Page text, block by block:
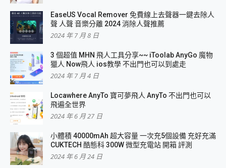
EaseUS Vocal Remover 免費線上去聲器一鍵去除人
聲 人聲 音樂分離 2024 消除人聲推薦
2024 年 7 月 8 日
3 個超值 MHN 飛人工具分享~~ iToolab AnyGo 魔物
獵人 Now飛人 ios教學 不出門也可以到處走
2024 年 7 月 4 日
Locawhere AnyTo 寶可夢飛人 AnyTo 不出門也可以
飛遍全世界
2024 年 6 月 27 日
小體積 40000mAh 超大容量 一次充5個設備 充好充滿
CUKTECH 酷態科 300W 微型充電站 開箱 評測
2024 年 6 月 24 日